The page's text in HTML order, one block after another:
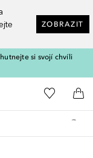
ZOBRAZIT
si svojí chvíli
K mému
Do